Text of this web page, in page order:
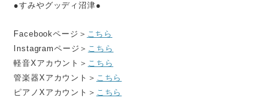
●すみやグッディ沼津●
Facebookページ＞ こちら
Instagramページ＞ こちら
軽音Xアカウント＞ こちら
管楽器Xアカウント＞ こちら
ピアノXアカウント＞ こちら